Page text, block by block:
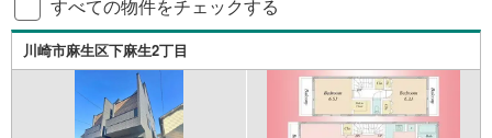
すべての物件をチェックする
川崎市麻生区下麻生2丁目